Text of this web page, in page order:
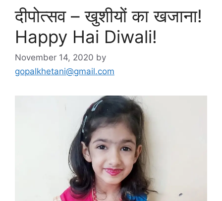
दीपोत्सव – खुशीयों का खजाना!
Happy Hai Diwali!
November 14, 2020 by
gopalkhetani@gmail.com